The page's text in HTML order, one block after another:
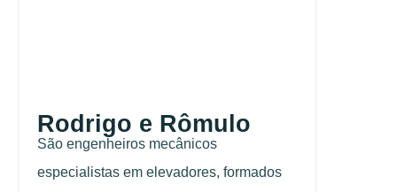
Rodrigo e Rômulo
São engenheiros mecânicos
especialistas em elevadores, formados